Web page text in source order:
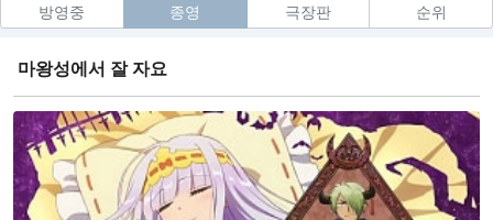
방영중 종영 극장판 순위
마왕성에서 잘 자요